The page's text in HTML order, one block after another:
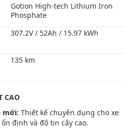
Gotion High-tech Lithium Iron
Phosphate
307.2V / 52Ah / 15.97 kWh
135 km
CAO
mới: Thiết kế chuyên dụng cho xe
định và độ tin cậy cao.